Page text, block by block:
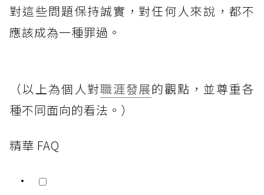
對這些問題保持誠實，對任何人來說，都不
應該成為一種罪過。
（以上為個人對職涯發展的觀點，並尊重各
種不同面向的看法。）
精華 FAQ